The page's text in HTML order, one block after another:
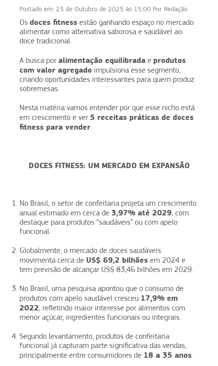
Postado em: 23 de Outubro de 2025 às 15:00 Por Redação
Os doces fitness estão ganhando espaço no mercado
alimentar como alternativa saborosa e saudável ao
doce tradicional.
A busca poralimentação equilibrada e produtos
com valor agregado impulsiona esse segmento,
criando oportunidades interessantes para quem produz
sobremesas.
Nesta matéria vamos entender por que esse nicho está
em crescimento e ver5 receitas práticas de doces
fitness para vender.
DOCES FITNESS: UM MERCADO EM EXPANSÃO
No Brasil, o setor de confeitaria projeta um crescimento
anual estimado em cerca de 3,97% até 2029, com
destaque para produtos “saudáveis” ou com apelo
funcional.
Globalmente, o mercado de doces saudáveis
movimenta cerca de US$ 69,2 bilhões em 2024 e
tem previsão de alcançar US$ 83,46 bilhões em 2029.
No Brasil, uma pesquisa apontou que o consumo de
produtos com apelo saudável cresceu 17,9% em
2022, refletindo maior interesse por alimentos com
menor açúcar, ingredientes funcionais ou integrais.
Segundo levantamento, produtos de confeitaria
funcional já capturam parte significativa das vendas,
principalmente entre consumidores de 18 a 35 anos.